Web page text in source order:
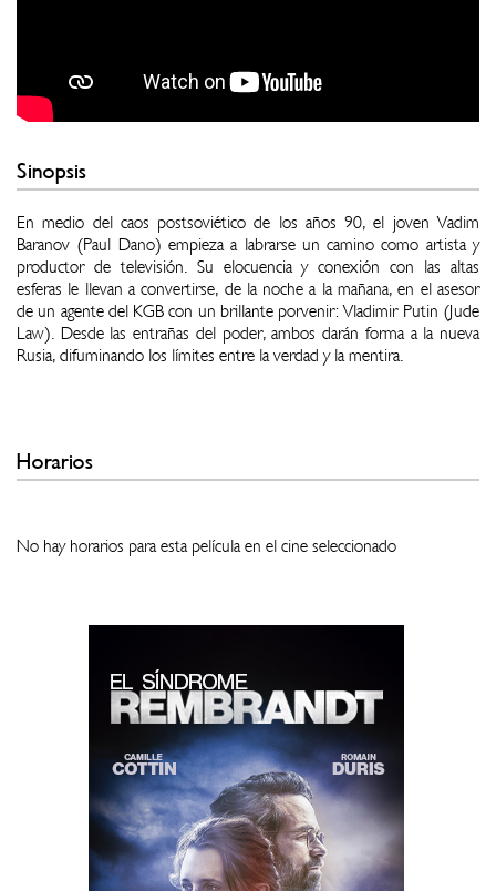
Sinopsis
En medio del caos postsoviético de los años 90, el joven Vadim
Baranov (Paul Dano) empieza a labrarse un camino como artista y
productor de televisión. Su elocuencia y conexión con las altas
esferas le llevan a convertirse, de la noche a la mañana, en el asesor
de un agente del KGB con un brillante porvenir: Vladimir Putin (Jude
Law). Desde las entrañas del poder, ambos darán forma a la nueva
Rusia, difuminando los límites entre la verdad y la mentira.
Horarios
No hay horarios para esta película en el cine seleccionado